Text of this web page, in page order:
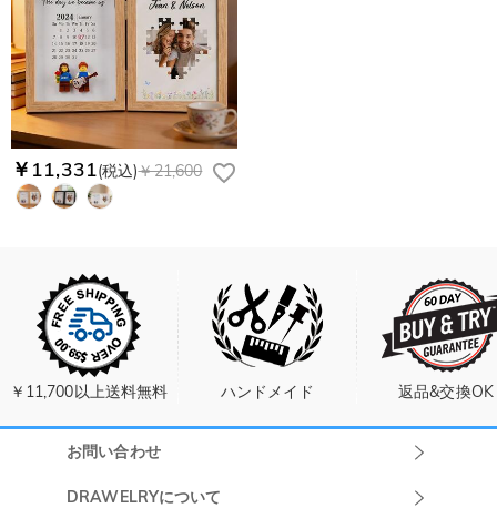
￥11,331(税込)￥21,600
￥11,700以上送料無料 ハンドメイド 返品&交換OK
お問い合わせ
DRAWELRYについて